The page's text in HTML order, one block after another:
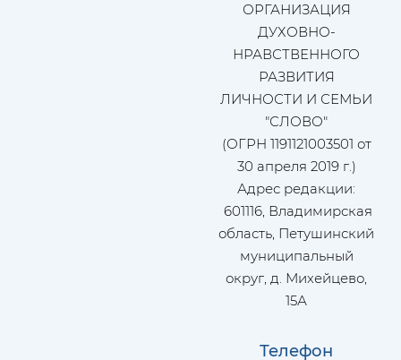
ОРГАНИЗАЦИЯ
ДУХОВНО-
НРАВСТВЕННОГО
РАЗВИТИЯ
ЛИЧНОСТИ И СЕМЬИ
"СЛОВО"
(ОГРН 1191121003501 от
30 апреля 2019 г.)
Адрес редакции:
601116, Владимирская
область, Петушинский
муниципальный
округ, д. Михейцево,
15А
Телефон